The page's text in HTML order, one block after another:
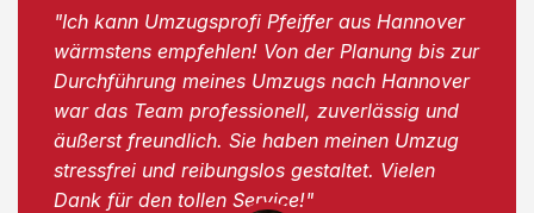
"Ich kann Umzugsprofi Pfeiffer aus Hannover
wärmstens empfehlen! Von der Planung bis zur
Durchführung meines Umzugs nach Hannover
war das Team professionell, zuverlässig und
äußerst freundlich. Sie haben meinen Umzug
stressfrei und reibungslos gestaltet. Vielen
Dank für den tollen Service!"